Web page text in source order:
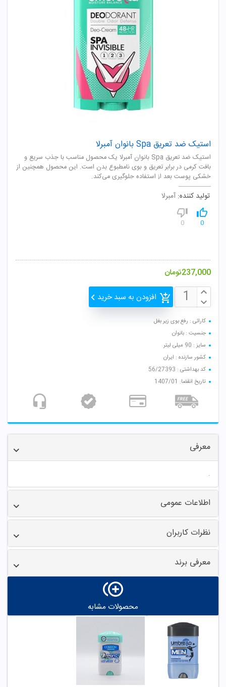
استیک ضد تعریق Spa بانوان آمبرلا
استیک ضد تعریق Spa بانوان آمبرلا یک محصول مناسب با جذب سریع و
بافت کرمی در برابر تعریق و بوی نامطبوع بدن است. این محصول همچنین از
خشکی پوست بعد از استفاده جلوگیری می‌کند.
تولید کننده: آمبرلا
0
0
237,000تومان
افزودن به سبد خرید
کارائی : رفع بوی زیر بغل
جنسیت : بانوان
سایز : 90 میلی لیتر
کشور سازنده : ایران
کد بهداشتی : 56/27393
تاریخ انقضا: 1407/01
معرفی
.
اطلاعات عمومی
نظرات کاربران
معرفی برند
محصولات مشابه